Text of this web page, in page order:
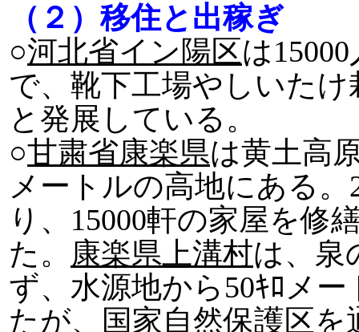
（２）移住と出稼ぎ
○河北省イン陽区は
で、靴下工場やしいた
と発展している。
○甘粛省康楽県は黄土高
メートルの高地にある。
り、15000軒の家屋を修
た。 康楽県上溝村は、泉
ず、水源地から50ｷﾛメ
たが、国家自然保護区